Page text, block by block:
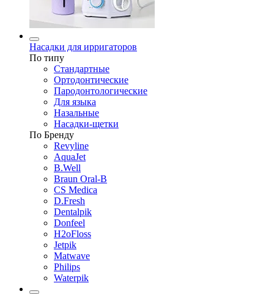
Насадки для ирригаторов
По типу
Стандартные
Ортодонтические
Пародонтологические
Для языка
Назальные
Насадки-щетки
По Бренду
Revyline
AquaJet
B.Well
Braun Oral-B
CS Medica
D.Fresh
Dentalpik
Donfeel
H2oFloss
Jetpik
Matwave
Philips
Waterpik